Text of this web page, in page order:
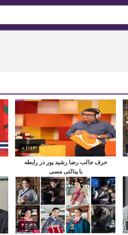
01:13
حرف جالب رضا رشید پور در رابطه
با پنالتی مسی
42:49